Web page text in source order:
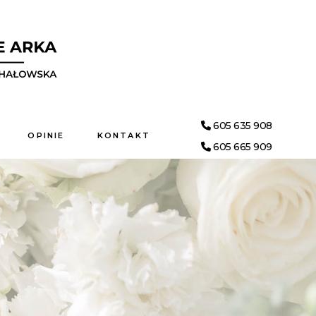
OPINIE KONTAKT
605 635 908
605 665 909